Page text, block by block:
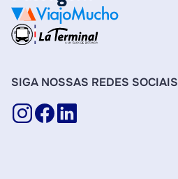
SIGA NOSSAS REDES SOCIAIS